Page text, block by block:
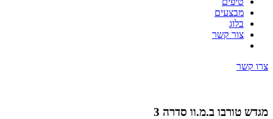
מבצעים
בלוג
צור קשר
צרו קשר
מגדש טורבו ב.מ.וו סדרה 3